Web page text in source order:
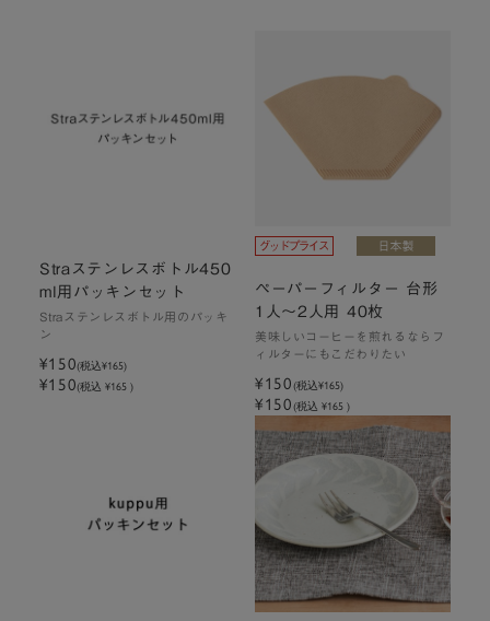
Straステンレスボトル450
ml用パッキンセット
Straステンレスボトル用のパッキ
ン
¥150(税込¥165)
¥150(税込 ¥165 )
ペーパーフィルター 台形
1人～2人用 40枚
美味しいコーヒーを煎れるならフ
ィルターにもこだわりたい
¥150(税込¥165)
¥150(税込 ¥165 )